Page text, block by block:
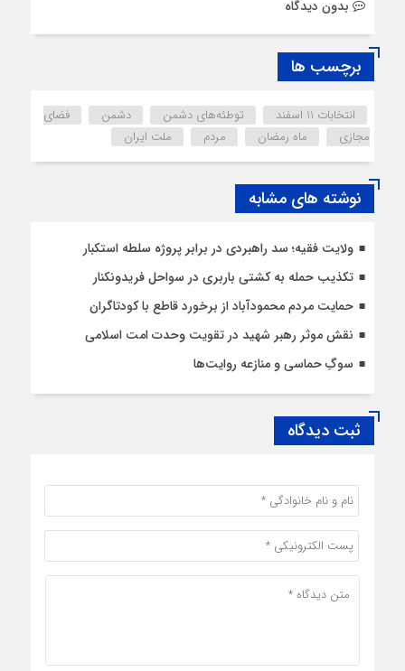
بدون دیدگاه
برچسب ها
انتخابات 11 اسفند توطئه‌های دشمن دشمن
فضای
مجازی
ماه رمضان مردم ملت ایران
نوشته های مشابه
ولایت فقیه؛ سد راهبردی در برابر پروژه سلطه استکبار
تکذیب حمله به کشتی باربری در سواحل فریدونکنار
حمایت مردم محمودآباد از برخورد قاطع با کودتاگران
نقش موثر رهبر شهید در تقویت وحدت امت اسلامی
سوگِ حماسی و منازعه روایت‌ها
ثبت دیدگاه